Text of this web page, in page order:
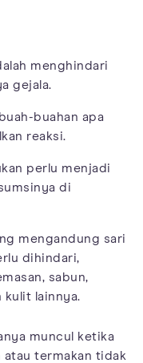
menghindari
gejala.
buahan apa
reaksi.
perlu menjadi
di
mengandung sari
dihindari,
sabun,
kulit lainnya.
muncul ketika
termakan tidak